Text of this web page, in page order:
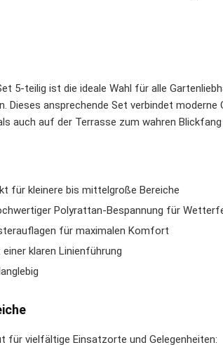
5-teilig ist die ideale Wahl für alle
Dieses ansprechende Set verbindet moderne
auch auf der Terrasse zum wahren Blickfang
für kleinere bis mittelgroße Bereiche
Polyrattan-Bespannung für
für maximalen Komfort
klaren Linienführung
für vielfältige Einsatzorte und Gelegenheiten: